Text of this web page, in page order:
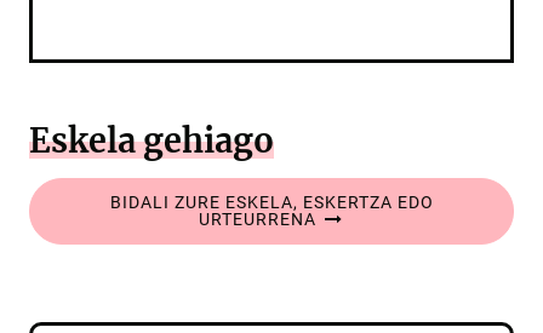
Eskela gehiago
BIDALI ZURE ESKELA, ESKERTZA EDO
URTEURRENA